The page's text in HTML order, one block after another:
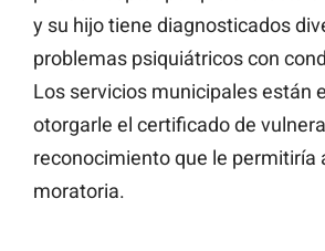
y su hijo tiene diagnosticados
problemas psiquiátricos con
Los servicios municipales están
otorgarle el certificado de
reconocimiento que le permitiría
moratoria.